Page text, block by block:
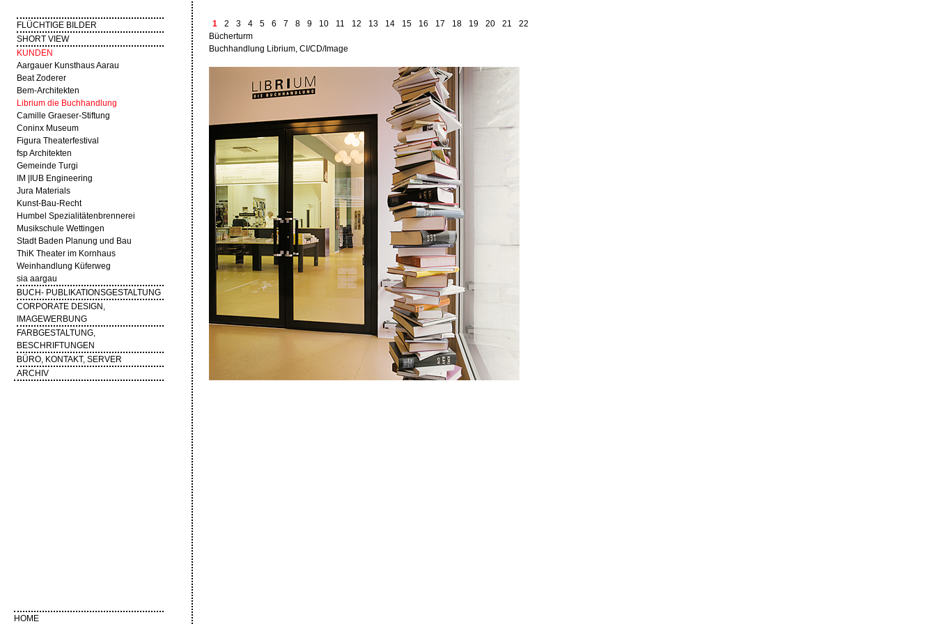
FLÜCHTIGE BILDER
SHORT VIEW
KUNDEN
Aargauer Kunsthaus Aarau
Beat Zoderer
Bem-Architekten
Librium die Buchhandlung
Camille Graeser-Stiftung
Coninx Museum
Figura Theaterfestival
fsp Architekten
Gemeinde Turgi
IM |IUB Engineering
Jura Materials
Kunst-Bau-Recht
Humbel Spezialitätenbrennerei
Musikschule Wettingen
Stadt Baden Planung und Bau
ThiK Theater im Kornhaus
Weinhandlung Küferweg
sia aargau
BUCH- PUBLIKATIONSGESTALTUNG
CORPORATE DESIGN,
IMAGEWERBUNG
FARBGESTALTUNG,
BESCHRIFTUNGEN
BÜRO, KONTAKT, SERVER
ARCHIV
1 2 3 4 5 6 7 8 9 10 11 12 13 14 15 16 17 18 19 20 21
22
Bücherturm
Buchhandlung Librium, CI/CD/Image
HOME